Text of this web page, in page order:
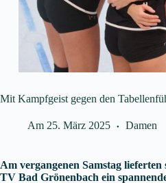
Mit Kampfgeist gegen den
Am 25. März 2025 Damen
Am vergangenen Samstag
TV Bad Grönenbach ein